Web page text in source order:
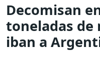
Decomisan
toneladas de
iban a